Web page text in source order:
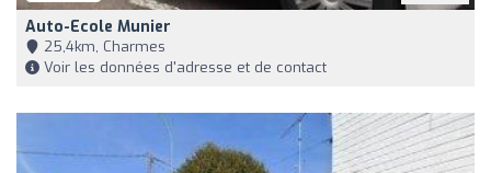
Auto-Ecole Munier
25,4km, Charmes
Voir les données d'adresse et de contact